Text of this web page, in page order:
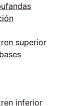
superior
inferior